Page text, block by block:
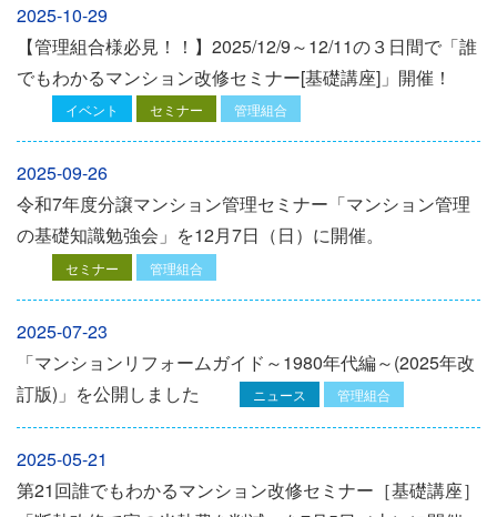
2025-10-29
【管理組合様必見！！】2025/12/9～12/11の３日間で「誰
でもわかるマンション改修セミナー[基礎講座]」開催！
イベント セミナー 管理組合
2025-09-26
令和7年度分譲マンション管理セミナー「マンション管理
の基礎知識勉強会」を12⽉7⽇（⽇）に開催。
セミナー 管理組合
2025-07-23
「マンションリフォームガイド～1980年代編～(2025年改
訂版)」を公開しました
ニュース 管理組合
2025-05-21
第21回誰でもわかるマンション改修セミナー［基礎講座］